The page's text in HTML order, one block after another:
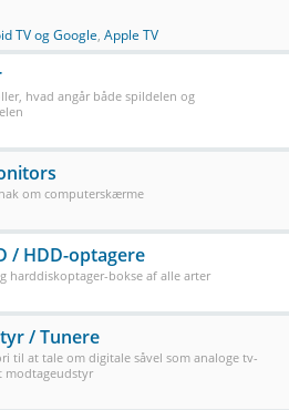
TV og Google, Apple TV
hvad angår både spildelen og
om computerskærme
/ HDD-optagere
harddiskoptager-bokse af alle arter
/ Tunere
til at tale om digitale såvel som analoge tv-
modtageudstyr